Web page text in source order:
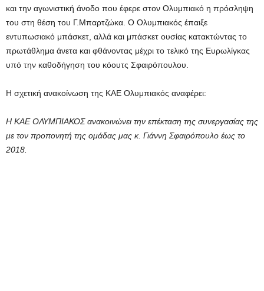
και την αγωνιστική άνοδο που έφερε στον Ολυμπιακό η πρόσληψη
του στη θέση του Γ.Μπαρτζώκα. Ο Ολυμπιακός έπαιξε
εντυπωσιακό μπάσκετ, αλλά και μπάσκετ ουσίας κατακτώντας το
πρωτάθλημα άνετα και φθάνοντας μέχρι το τελικό της Ευρωλίγκας
υπό την καθοδήγηση του κόουτς Σφαιρόπουλου.
Η σχετική ανακοίνωση της ΚΑΕ Ολυμπιακός αναφέρει:
Η ΚΑΕ ΟΛΥΜΠΙΑΚΟΣ ανακοινώνει την επέκταση της συνεργασίας της
με τον προπονητή της ομάδας μας κ. Γιάννη Σφαιρόπουλο έως το
2018.